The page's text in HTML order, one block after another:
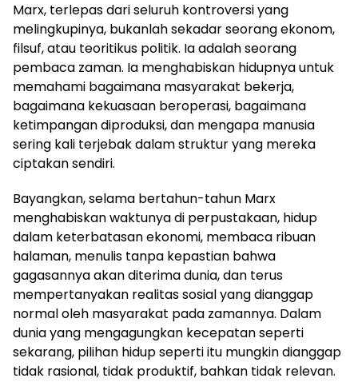
Marx, terlepas dari seluruh kontroversi yang
melingkupinya, bukanlah sekadar seorang ekonom,
filsuf, atau teoritikus politik. Ia adalah seorang
pembaca zaman. Ia menghabiskan hidupnya untuk
memahami bagaimana masyarakat bekerja,
bagaimana kekuasaan beroperasi, bagaimana
ketimpangan diproduksi, dan mengapa manusia
sering kali terjebak dalam struktur yang mereka
ciptakan sendiri.
Bayangkan, selama bertahun-tahun Marx
menghabiskan waktunya di perpustakaan, hidup
dalam keterbatasan ekonomi, membaca ribuan
halaman, menulis tanpa kepastian bahwa
gagasannya akan diterima dunia, dan terus
mempertanyakan realitas sosial yang dianggap
normal oleh masyarakat pada zamannya. Dalam
dunia yang mengagungkan kecepatan seperti
sekarang, pilihan hidup seperti itu mungkin dianggap
tidak rasional, tidak produktif, bahkan tidak relevan.